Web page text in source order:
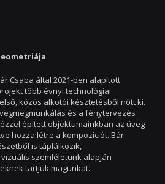
Csaba által 2021-ben alapított
több évnyi technológiai
közös alkotói késztetésből nőtt ki.
és a fénytervezés
épített objektumainkban az üveg
hozza létre a kompozíciót. Bár
is táplálkozik,
szemléletünk alapján
tartjuk magunkat.